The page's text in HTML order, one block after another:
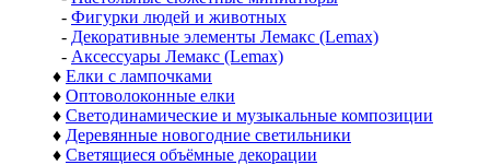
- Фигурки людей и животных
- Декоративные элементы Лемакс (Lemax)
- Аксессуары Лемакс (Lemax)
♦ Елки с лампочками
♦ Оптоволоконные елки
♦ Светодинамические и музыкальные композиции
♦ Деревянные новогодние светильники
♦ Светящиеся объёмные декорации